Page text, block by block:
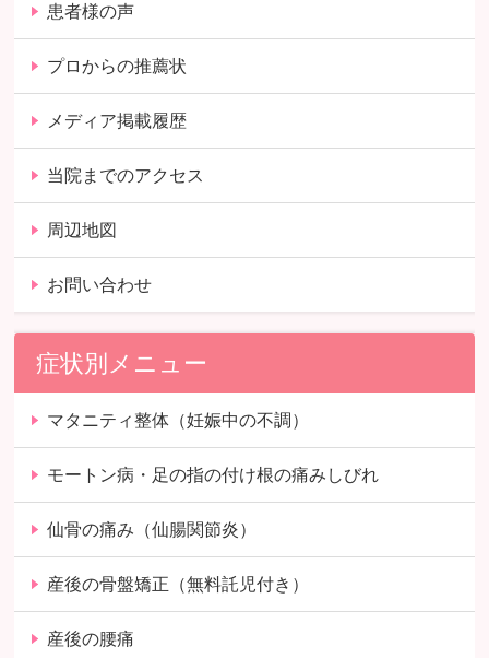
患者様の声
プロからの推薦状
メディア掲載履歴
当院までのアクセス
周辺地図
お問い合わせ
症状別メニュー
マタニティ整体（妊娠中の不調）
モートン病・足の指の付け根の痛みしびれ
仙骨の痛み（仙腸関節炎）
産後の骨盤矯正（無料託児付き）
産後の腰痛